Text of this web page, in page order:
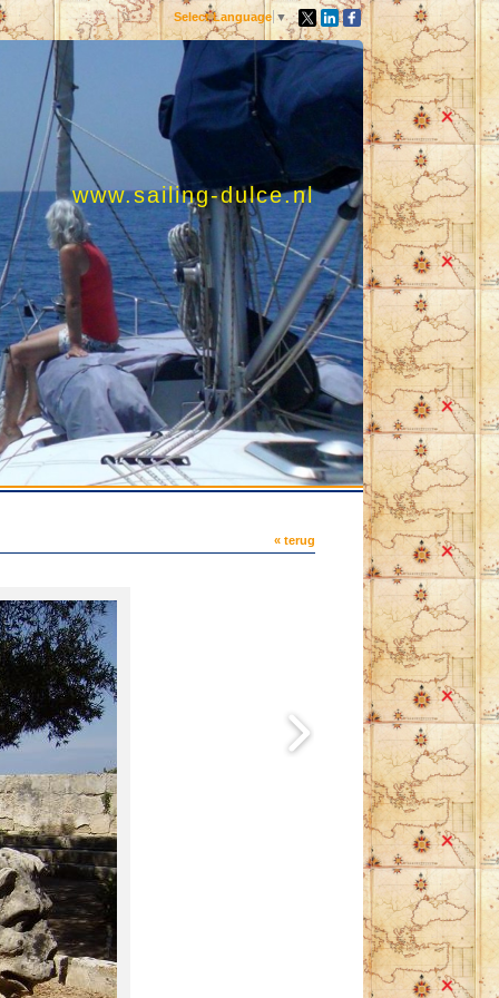
Select Language ▼
www.sailing-dulce.nl
« terug